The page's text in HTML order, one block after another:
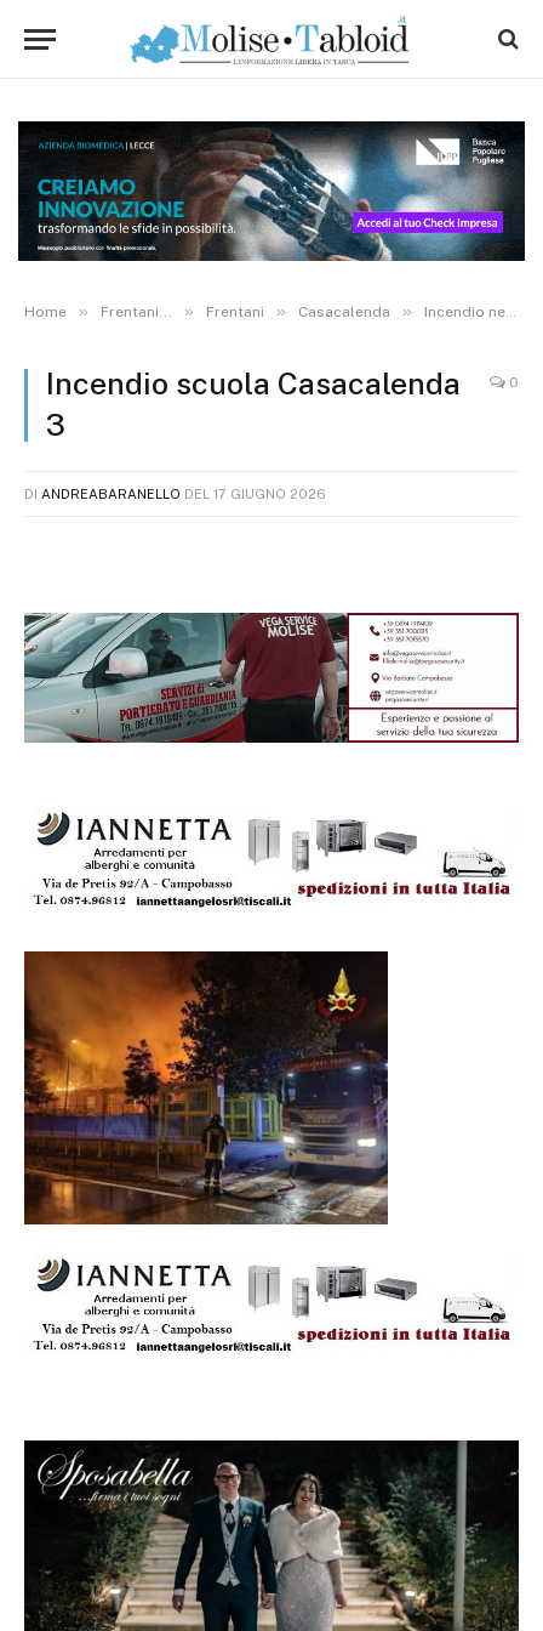
Home » Frentani... » Frentani » Casacalenda » Incendio nella notte a Casacalenda, le fiamme “divorano” la scuola del paese. VIDEO
Incendio scuola Casacalenda
3
0
DI ANDREABARANELLO DEL 17 GIUGNO 2026